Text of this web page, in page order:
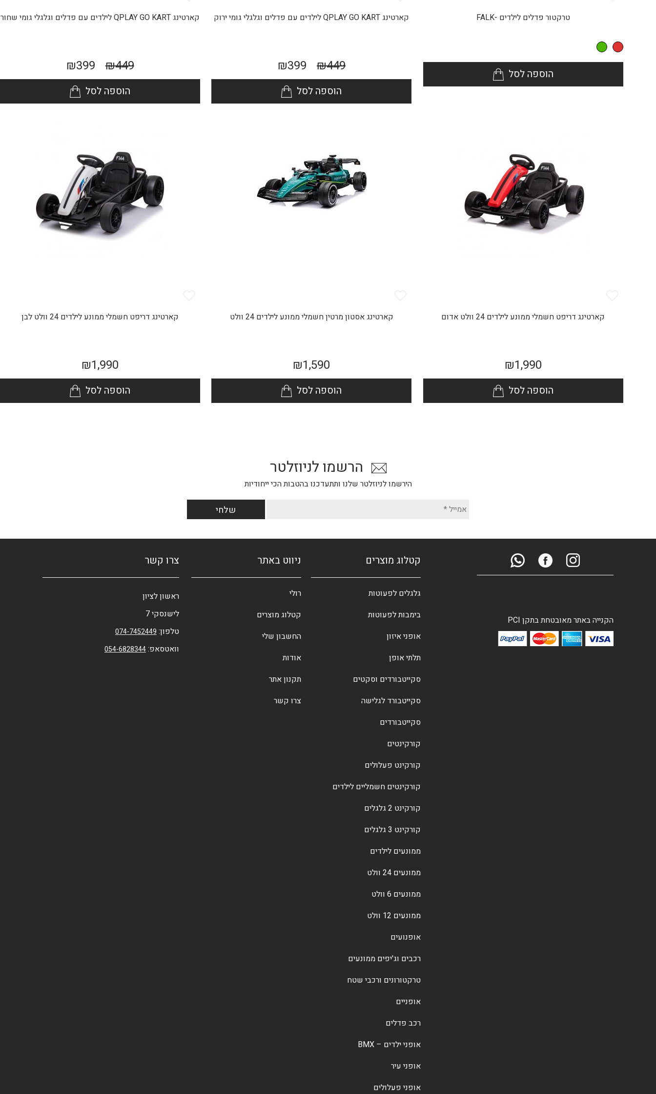
טרקטור פדלים לילדים -FALK
הוספה לסל
קארטינג QPLAY GO KART לילדים עם פדלים וגלגלי גומי ירוק
₪449
₪399
הוספה לסל
קארטינג QPLAY GO KART לילדים עם פדלים וגלגלי גומי שחור
₪449
₪399
הוספה לסל
קארטינג דריפט חשמלי ממונע לילדים 24 וולט אדום
₪1,990
הוספה לסל
קארטינג אסטון מרטין חשמלי ממונע לילדים 24 וולט
₪1,590
הוספה לסל
קארטינג דריפט חשמלי ממונע לילדים 24 וולט לבן
₪1,990
הוספה לסל
הרשמו לניוזלטר
הירשמו לניוזלטר שלנו ותתעדכנו בהטבות הכי ייחודיות
הקנייה באתר מאובטחת בתקן PCI
קטלוג מוצרים
גלגלים לפעוטות
בימבות לפעוטות
אופני איזון
תלתי אופן
סקייטבורדים וסקטים
סקייטבורד לגלישה
סקייטבורדים
קורקינטים
קורקינט פעלולים
קורקינטים חשמליים לילדים
קורקינט 2 גלגלים
קורקינט 3 גלגלים
ממונעים לילדים
ממונעים 24 וולט
ממונעים 6 וולט
ממונעים 12 וולט
אופנועים
רכבים וג'יפים ממונעים
טרקטורונים ורכבי שטח
אופניים
רכב פדלים
אופני ילדים – BMX
אופני עיר
אופני פעלולים
ניווט באתר
רולי
קטלוג מוצרים
החשבון שלי
אודות
תקנון אתר
צרו קשר
צרו קשר
ראשון לציון
לישנסקי 7
טלפון: 074-7452449
וואטסאפ:054-6828344⁩